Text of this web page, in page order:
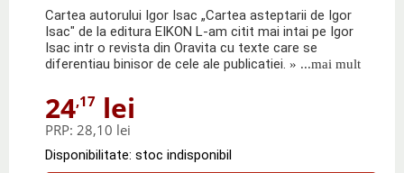
Cartea autorului Igor Isac „Cartea asteptarii de Igor
Isac" de la editura EIKON L-am citit mai intai pe Igor
Isac intr o revista din Oravita cu texte care se
diferentiau binisor de cele ale publicatiei. » ...mai mult
24,17 lei
PRP: 28,10 lei
Disponibilitate: stoc indisponibil